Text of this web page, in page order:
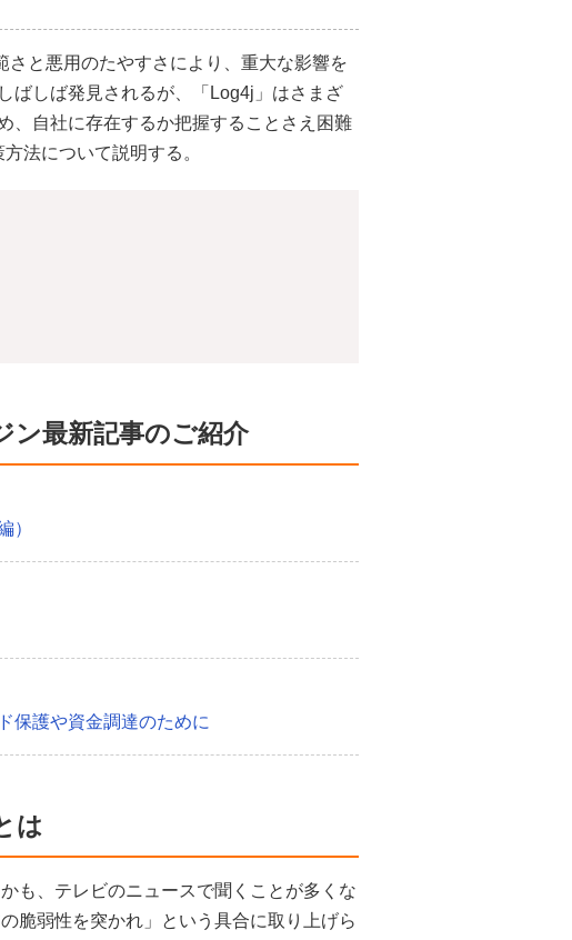
と悪用のたやすさにより、重大な影響を
ばしば発見されるが、「Log4j」はさまざ
、自社に存在するか把握することさえ困難
法について説明する。
ン最新記事のご紹介
）
保護や資金調達のために
は
も、テレビのニュースで聞くことが多くな
脆弱性を突かれ」という具合に取り上げら